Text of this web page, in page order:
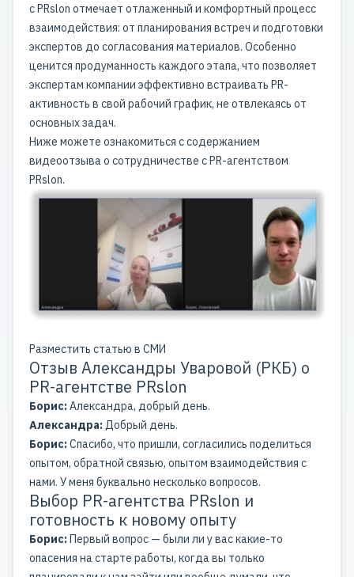
с PRslon отмечает отлаженный и комфортный процесс
взаимодействия: от планирования встреч и подготовки
экспертов до согласования материалов. Особенно
ценится продуманность каждого этапа, что позволяет
экспертам компании эффективно встраивать PR-
активность в свой рабочий график, не отвлекаясь от
основных задач.
Ниже можете ознакомиться с содержанием
видеоотзыва о сотрудничестве с PR-агентством
PRslon.
Разместить статью в СМИ
Отзыв Александры Уваровой (РКБ) о
PR-агентстве PRslon
Борис:Александра, добрый день.
Александра:Добрый день.
Борис:Спасибо, что пришли, согласились поделиться
опытом, обратной связью, опытом взаимодействия с
нами. У меня буквально несколько вопросов.
Выбор PR-агентства PRslon и
готовность к новому опыту
Борис:Первый вопрос — были ли у вас какие-то
опасения на старте работы, когда вы только